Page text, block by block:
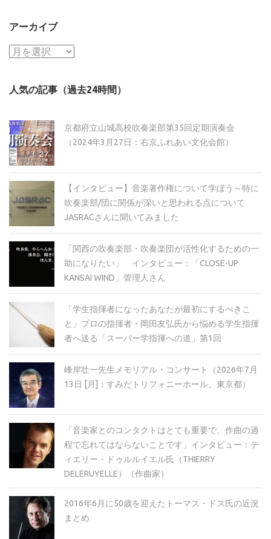
アーカイブ
ア
イ
人気の記事（過去24時間）
京都府立山城高校吹奏楽部第35回定期演奏会
（2024年3月27日：右京ふれあい文化会館）
【インタビュー】音楽著作権について学ぼう～特に
吹奏楽部/団に関係が深いと思われる点について
JASRACさんに聞いてみました
「関西の吹奏楽部・吹奏楽団が活性化するための一
助になりたい」 インタビュー：「CLOSE-UP
KANSAI WIND」管理人さん
「学生指揮者になったあなたが最初にするべきこ
と」プロの指揮者・岡田友弘氏から悩める学生指揮
者へ送る「スーパー学指揮への道」第1回
峰岸壮一先生メモリアル・コンサート（2026年7月
13日 [月]：すみだトリフォニーホール、東京都）
「音楽家とのコンタクトはとても重要で、作曲の過
程で忘れてはならないことです」インタビュー：テ
ィエリー・ドゥルルイエル氏（THIERRY
DELERUYELLE）（作曲家）
2016年6月に50歳を迎えたトーマス・ドス氏の近況
まとめ